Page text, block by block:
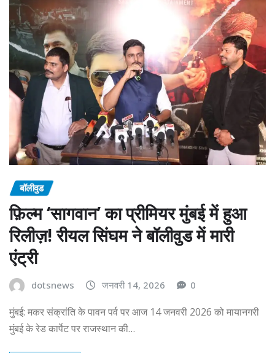
बॉलीवुड
फ़िल्म ‘सागवान’ का प्रीमियर मुंबई में हुआ
रिलीज़! रीयल सिंघम ने बॉलीवुड में मारी
एंट्री
dotsnews जनवरी 14, 2026 0
मुंबई: मकर संक्रांति के पावन पर्व पर आज 14 जनवरी 2026 को मायानगरी
मुंबई के रेड कार्पेट पर राजस्थान की…